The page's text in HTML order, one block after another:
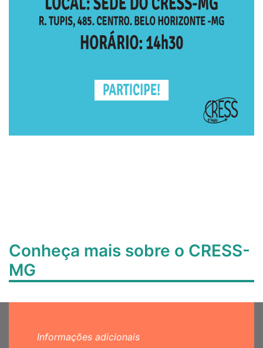
Conheça mais sobre o CRESS-
MG
Informações adicionais